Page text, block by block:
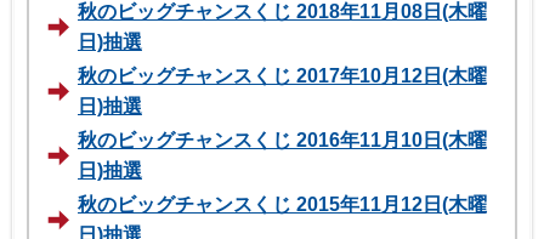
秋のビッグチャンスくじ 2018年11月08日(木曜
日)抽選
秋のビッグチャンスくじ 2017年10月12日(木曜
日)抽選
秋のビッグチャンスくじ 2016年11月10日(木曜
日)抽選
秋のビッグチャンスくじ 2015年11月12日(木曜
日)抽選